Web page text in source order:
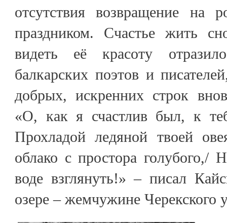
отсутствия возвращение на
праздником. Счастье жить
видеть её красоту
балкарских поэтов и
добрых, искренних строк
«О, как я счастлив был, к
Прохладой ледяной твоей
облако с простора голубого,/
воде взглянуть!» – писал
озере – жемчужине Черекского